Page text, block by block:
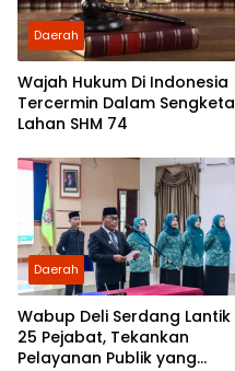
Daerah
Wajah Hukum Di Indonesia
Tercermin Dalam Sengketa
Lahan SHM 74
Daerah
Wabup Deli Serdang Lantik
25 Pejabat, Tekankan
Pelayanan Publik yang